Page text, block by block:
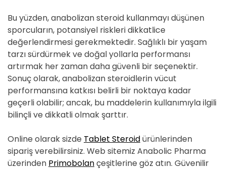
Bu yüzden, anabolizan steroid kullanmayı düşünen
sporcuların, potansiyel riskleri dikkatlice
değerlendirmesi gerekmektedir. Sağlıklı bir yaşam
tarzı sürdürmek ve doğal yollarla performansı
artırmak her zaman daha güvenli bir seçenektir.
Sonuç olarak, anabolizan steroidlerin vücut
performansına katkısı belirli bir noktaya kadar
geçerli olabilir; ancak, bu maddelerin kullanımıyla ilgili
bilinçli ve dikkatli olmak şarttır.
Online olarak sizde Tablet Steroidürünlerinden
sipariş verebilirsiniz. Web sitemiz Anabolic Pharma
üzerinden Primobolançeşitlerine göz atın. Güvenilir